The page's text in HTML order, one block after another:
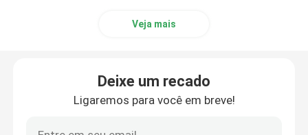
Veja mais
Deixe um recado
Ligaremos para você em breve!